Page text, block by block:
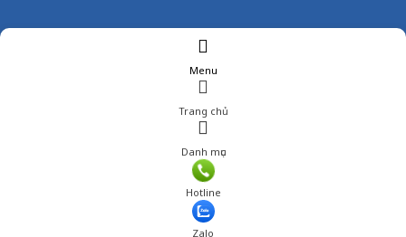
Menu
Trang chủ
Danh mục
Hotline
Zalo